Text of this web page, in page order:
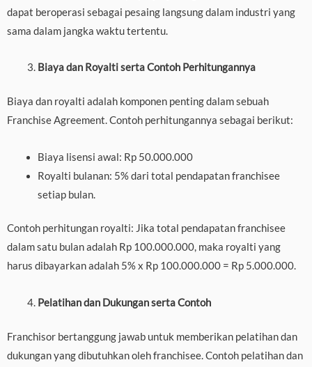
dapat beroperasi sebagai pesaing langsung dalam industri yang
sama dalam jangka waktu tertentu.
Biaya dan Royalti serta Contoh Perhitungannya
Biaya dan royalti adalah komponen penting dalam sebuah
Franchise Agreement. Contoh perhitungannya sebagai berikut:
Biaya lisensi awal: Rp 50.000.000
Royalti bulanan: 5% dari total pendapatan franchisee
setiap bulan.
Contoh perhitungan royalti: Jika total pendapatan franchisee
dalam satu bulan adalah Rp 100.000.000, maka royalti yang
harus dibayarkan adalah 5% x Rp 100.000.000 = Rp 5.000.000.
Pelatihan dan Dukungan serta Contoh
Franchisor bertanggung jawab untuk memberikan pelatihan dan
dukungan yang dibutuhkan oleh franchisee. Contoh pelatihan dan